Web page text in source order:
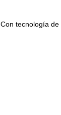
Con tecnología de